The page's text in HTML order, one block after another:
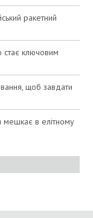
ракетний
стає ключовим
щоб завдати
мешкає в елітному